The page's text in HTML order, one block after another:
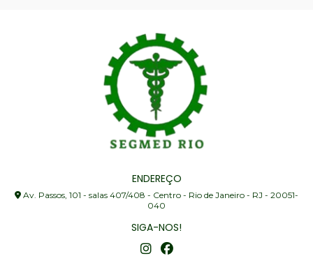
ENDEREÇO
Av. Passos, 101 - salas 407/408 - Centro - Rio de Janeiro - RJ - 20051-
040
SIGA-NOS!